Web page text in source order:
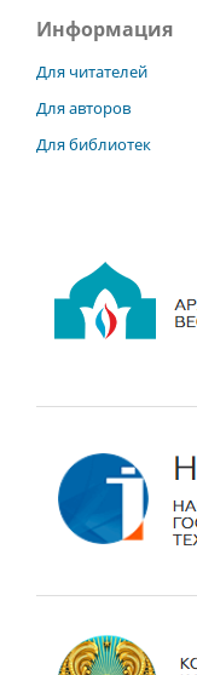
Информация
Для читателей
Для авторов
Для библиотек